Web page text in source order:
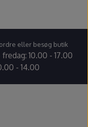
eller besøg butik
10.00 - 17.00
- 14.00